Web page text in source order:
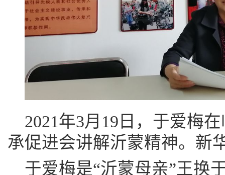
2021年3月19日，于爱梅
承促进会讲解沂蒙精神。新
于爱梅是“沂蒙母亲”王换